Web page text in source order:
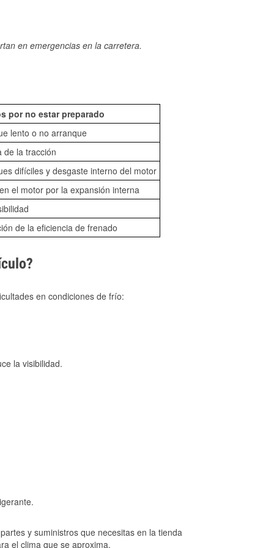
en emergencias en la carretera.
por no estar preparado
lento o no arranque
de la tracción
difíciles y desgaste interno del motor
el motor por la expansión interna
de la eficiencia de frenado
en condiciones de frío:
la visibilidad.
y suministros que necesitas en la tienda
el clima que se aproxima.